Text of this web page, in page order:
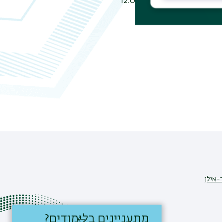
אילן
מתעניינים בלימודים?